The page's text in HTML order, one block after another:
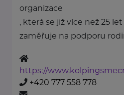
organizace
, která se již více než 25 let
zaměřuje na podporu
https://
+420 777 558 778